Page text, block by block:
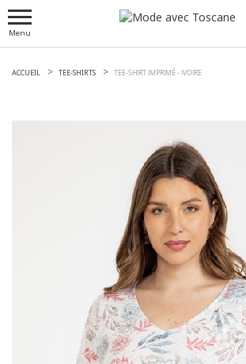
Menu
ACCUEIL TEE-SHIRTS TEE-SHIRT IMPRIMÉ - IVOIRE